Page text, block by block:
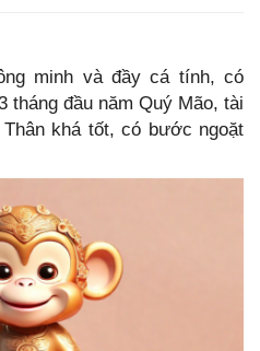
minh và đầy cá tính, có
tháng đầu năm Quý Mão, tài
khá tốt, có bước ngoặt